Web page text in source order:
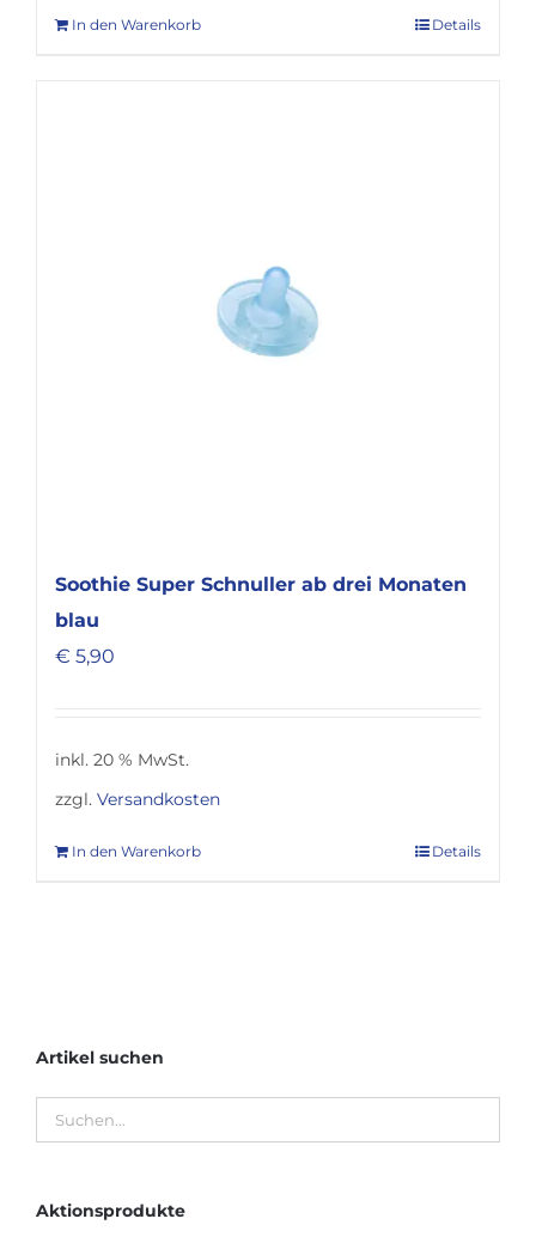
In den Warenkorb Details
Soothie Super Schnuller ab drei Monaten
blau
€ 5,90
inkl. 20 % MwSt.
zzgl. Versandkosten
In den Warenkorb Details
Artikel suchen
Aktionsprodukte